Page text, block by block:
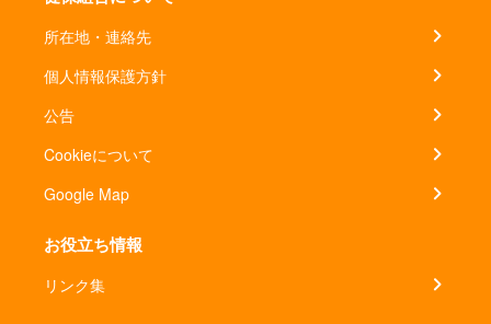
所在地・連絡先
個人情報保護方針
公告
Cookieについて
Google Map
お役立ち情報
リンク集